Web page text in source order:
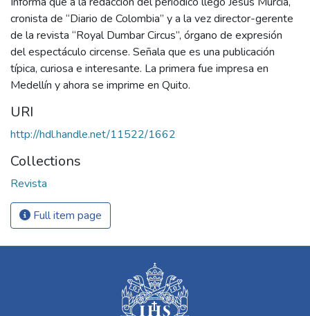
cronista de “Diario de Colombia” y a la vez director-gerente
de la revista “Royal Dumbar Circus”, órgano de expresión
del espectáculo circense. Señala que es una publicación
típica, curiosa e interesante. La primera fue impresa en
Medellín y ahora se imprime en Quito.
URI
http://hdl.handle.net/11522/1662
Collections
Revista
Full item page